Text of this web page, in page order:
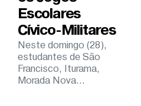
Escolares
Cívico-Militares
Neste domingo (28),
estudantes de São
Francisco, Iturama,
Morada Nova...